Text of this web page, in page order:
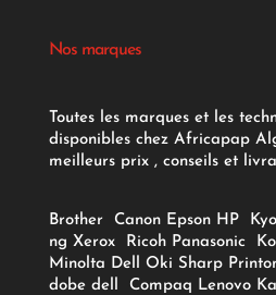
Nos marques
Toutes les marques et les
disponibles chez Africapap
meilleurs prix , conseils et
Brother Canon Epson HP
ng Xerox Ricoh Panasonic
Minolta Dell Oki Sharp
dobe dell Compaq Lenovo